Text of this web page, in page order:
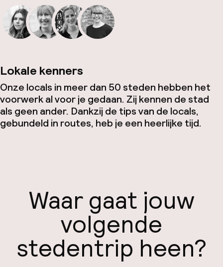
Lokale kenners
Onze locals in meer dan 50 steden hebben het
voorwerk al voor je gedaan. Zij kennen de stad
als geen ander. Dankzij de tips van de locals,
gebundeld in routes, heb je een heerlijke tijd.
Waar gaat jouw
volgende
stedentrip heen?